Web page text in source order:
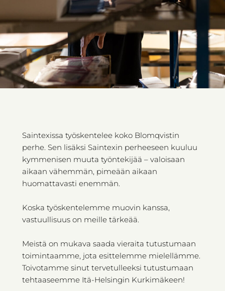
Saintexissa työskentelee koko Blomqvistin
perhe. Sen lisäksi Saintexin perheeseen kuuluu
kymmenisen muuta työntekijää – valoisaan
aikaan vähemmän, pimeään aikaan
huomattavasti enemmän.
Koska työskentelemme muovin kanssa,
vastuullisuus on meille tärkeää.
Meistä on mukava saada vieraita tutustumaan
toimintaamme, jota esittelemme mielellämme.
Toivotamme sinut tervetulleeksi tutustumaan
tehtaaseemme Itä-Helsingin Kurkimäkeen!